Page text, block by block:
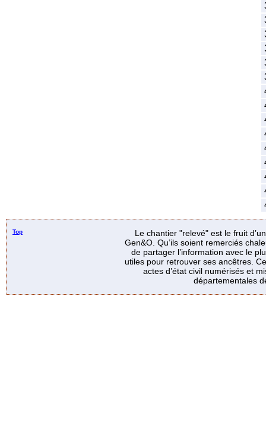
Top
Le chantier "relevé" est le fruit
Gen&O. Qu’ils soient remerciés
de partager l’information avec le
utiles pour retrouver ses ancêtres.
actes d’état civil numérisés et
départementales